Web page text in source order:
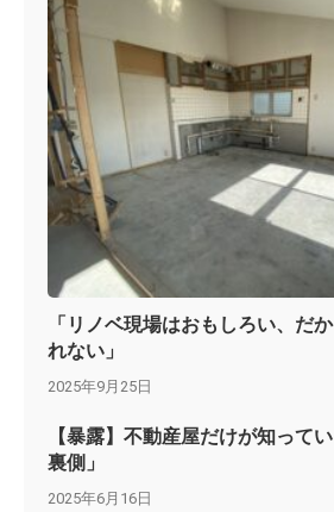
「リノベ現場はおもしろい、だ
れない」
2025年9月25日
【暴露】不動産屋だけが知って
裏側」
2025年6月16日